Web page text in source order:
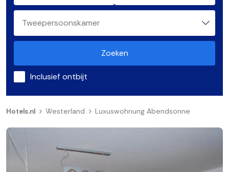
Zoeken
Inclusief ontbijt
Hotels.nl Westerland Luxuswohnung Abendsonne